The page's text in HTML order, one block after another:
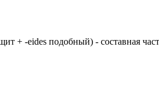
+ -eides подобный) - составная